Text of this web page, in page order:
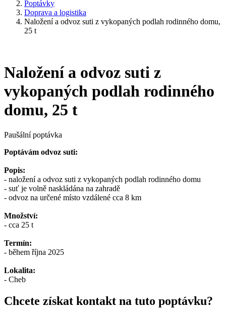
Poptávky
Doprava a logistika
Naložení a odvoz suti z vykopaných podlah rodinného domu,
25 t
Naložení a odvoz suti z
vykopaných podlah rodinného
domu, 25 t
Paušální poptávka
Poptávám odvoz suti:
Popis:
- naložení a odvoz suti z vykopaných podlah rodinného domu
- suť je volně naskládána na zahradě
- odvoz na určené místo vzdálené cca 8 km
Množství:
- cca 25 t
Termín:
- během října 2025
Lokalita:
- Cheb
Chcete získat kontakt na tuto poptávku?